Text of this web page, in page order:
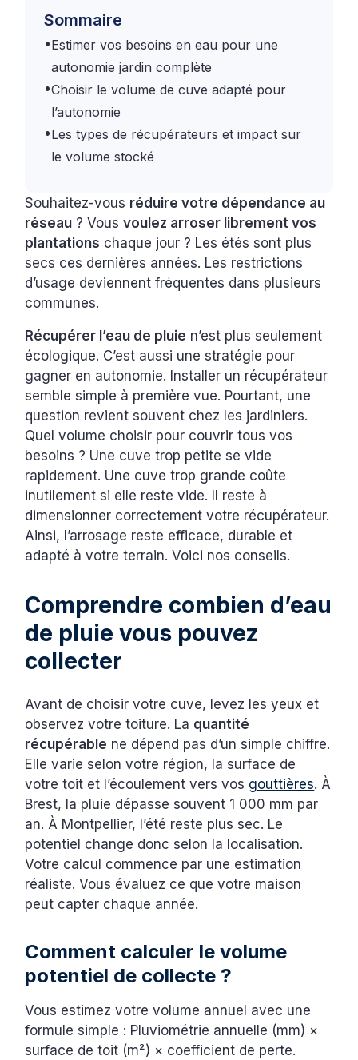
Sommaire
•Estimer vos besoins en eau pour une
autonomie jardin complète
•Choisir le volume de cuve adapté pour
l’autonomie
•Les types de récupérateurs et impact sur
le volume stocké
Souhaitez-vous réduire votre dépendance au
réseau ? Vousvoulez arroser librement vos
plantations chaque jour ? Les étés sont plus
secs ces dernières années. Les restrictions
d’usage deviennent fréquentes dans plusieurs
communes.
Récupérer l’eau de pluie n’est plus seulement
écologique. C’est aussi une stratégie pour
gagner en autonomie. Installer un récupérateur
semble simple à première vue. Pourtant, une
question revient souvent chez les jardiniers.
Quel volume choisir pour couvrir tous vos
besoins ? Une cuve trop petite se vide
rapidement. Une cuve trop grande coûte
inutilement si elle reste vide. Il reste à
dimensionner correctement votre récupérateur.
Ainsi, l’arrosage reste efficace, durable et
adapté à votre terrain. Voici nos conseils.
Comprendre combien d’eau
de pluie vous pouvez
collecter
Avant de choisir votre cuve, levez les yeux et
observez votre toiture. La quantité
récupérable ne dépend pas d’un simple chiffre.
Elle varie selon votre région, la surface de
votre toit et l’écoulement vers vos gouttières. À
Brest, la pluie dépasse souvent 1 000 mm par
an. À Montpellier, l’été reste plus sec. Le
potentiel change donc selon la localisation.
Votre calcul commence par une estimation
réaliste. Vous évaluez ce que votre maison
peut capter chaque année.
Comment calculer le volume
potentiel de collecte ?
Vous estimez votre volume annuel avec une
formule simple : Pluviométrie annuelle (mm) ×
surface de toit (m²) × coefficient de perte.